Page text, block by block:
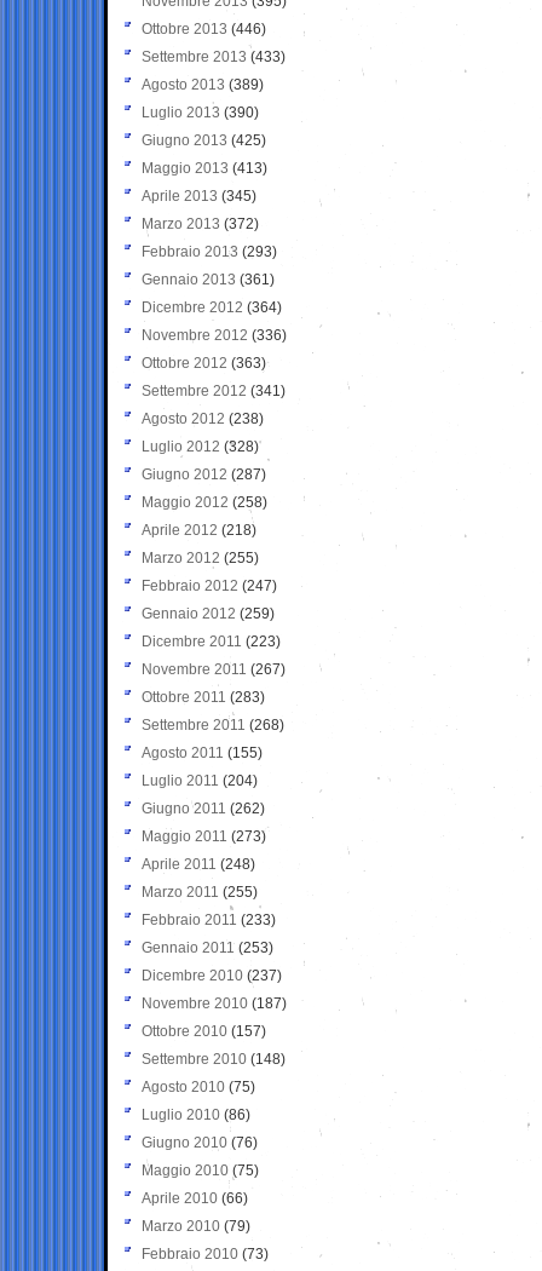
Ottobre 2013 (446)
Settembre 2013 (433)
Agosto 2013 (389)
Luglio 2013 (390)
Giugno 2013 (425)
Maggio 2013 (413)
Aprile 2013 (345)
Marzo 2013 (372)
Febbraio 2013 (293)
Gennaio 2013 (361)
Dicembre 2012 (364)
Novembre 2012 (336)
Ottobre 2012 (363)
Settembre 2012 (341)
Agosto 2012 (238)
Luglio 2012 (328)
Giugno 2012 (287)
Maggio 2012 (258)
Aprile 2012 (218)
Marzo 2012 (255)
Febbraio 2012 (247)
Gennaio 2012 (259)
Dicembre 2011 (223)
Novembre 2011 (267)
Ottobre 2011 (283)
Settembre 2011 (268)
Agosto 2011 (155)
Luglio 2011 (204)
Giugno 2011 (262)
Maggio 2011 (273)
Aprile 2011 (248)
Marzo 2011 (255)
Febbraio 2011 (233)
Gennaio 2011 (253)
Dicembre 2010 (237)
Novembre 2010 (187)
Ottobre 2010 (157)
Settembre 2010 (148)
Agosto 2010 (75)
Luglio 2010 (86)
Giugno 2010 (76)
Maggio 2010 (75)
Aprile 2010 (66)
Marzo 2010 (79)
Febbraio 2010 (73)